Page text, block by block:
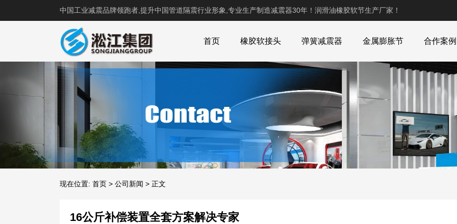
中国工业减震品牌领跑者,提升中国管道隔震行业形象,专业生产制造减震器30年！润滑油橡胶软节生产厂家！
首页 橡胶软接头 弹簧减震器 金属膨胀节 合作案例
现在位置: 首页 > 公司新闻 > 正文
16公斤补偿装置全套方案解决专家